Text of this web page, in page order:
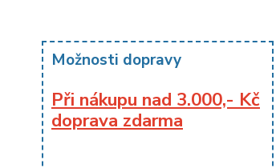
Možnosti dopravy
Při nákupu nad 3.000,- Kč
doprava zdarma